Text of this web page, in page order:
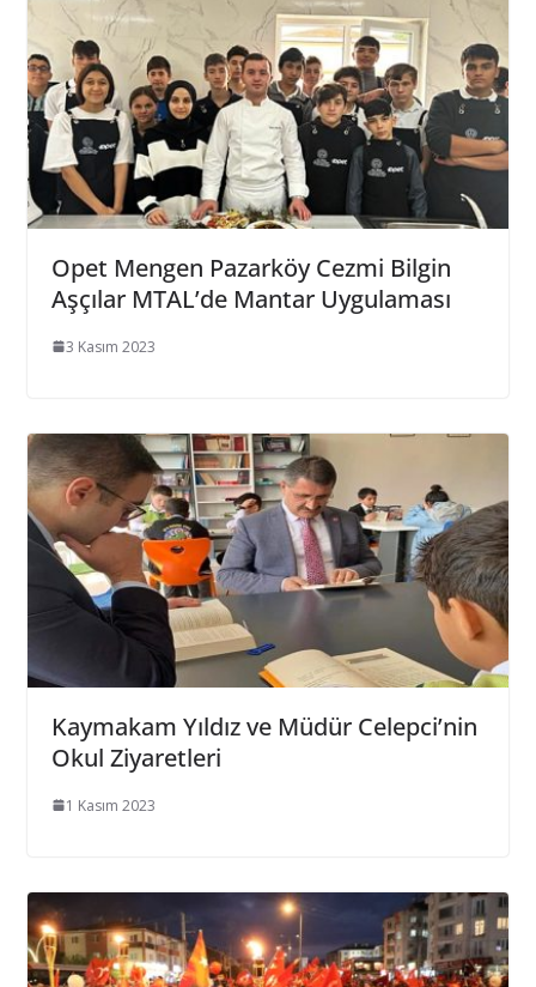
Opet Mengen Pazarköy Cezmi Bilgin
Aşçılar MTAL’de Mantar Uygulaması
3 Kasım 2023
Kaymakam Yıldız ve Müdür Celepci’nin
Okul Ziyaretleri
1 Kasım 2023